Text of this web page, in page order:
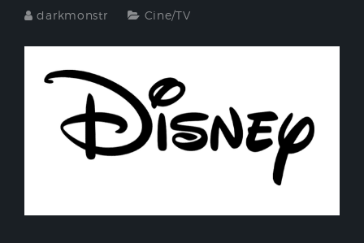
darkmonstr Cine/TV